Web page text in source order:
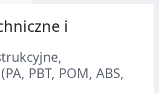
i
PBT, POM, ABS,